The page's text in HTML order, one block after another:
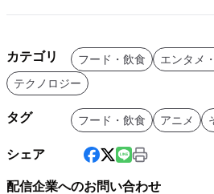
カテゴリ フード・飲食
エンタメ
テクノロジー
タグ フード・飲食 アニメ
シェア
配信企業へのお問い合わせ